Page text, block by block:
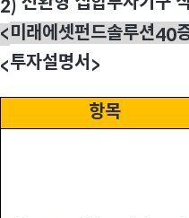
2)
<미래에셋펀드솔루션40
<투자설명서 >
항목